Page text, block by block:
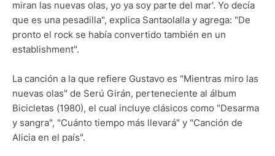
miran las nuevas olas, yo ya soy parte del mar'. Yo decía
que es una pesadilla", explica Santaolalla y agrega: "De
pronto el rock se había convertido también en un
establishment".
La canción a la que refiere Gustavo es "Mientras miro las
nuevas olas" de Serú Girán, perteneciente al álbum
Bicicletas (1980), el cual incluye clásicos como "Desarma
y sangra", "Cuánto tiempo más llevará" y "Canción de
Alicia en el país".